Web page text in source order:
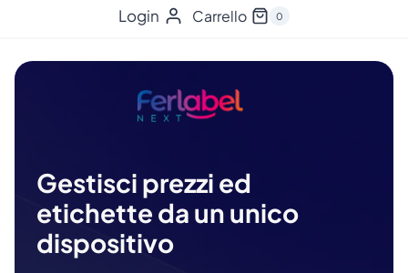
Login Carrello 0
Gestisci prezzi ed
etichette da un unico
dispositivo